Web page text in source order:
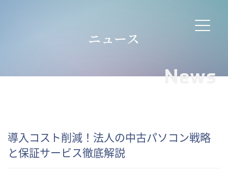
ニュース
News
導入コスト削減！法人の中古パソコン戦略
と保証サービス徹底解説